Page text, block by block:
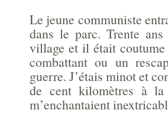
Le jeune communiste
dans le parc. Trente
village et il était
combattant ou un
guerre. J’étais minot et
de cent kilomètres à
m’enchantaient